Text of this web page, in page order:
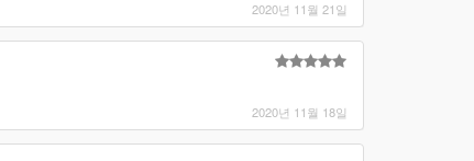
2020년 11월 21일
2020년 11월 18일